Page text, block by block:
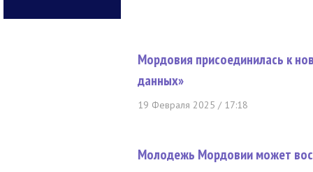
Мордовия присоединилась к
данных»
19 Февраля 2025 / 17:18
Молодежь Мордовии может